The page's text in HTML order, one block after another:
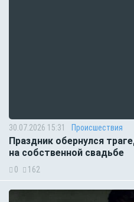
30.07.2026 15:31 Происшествия
Праздник обернулся
на собственной свадьбе
0 162